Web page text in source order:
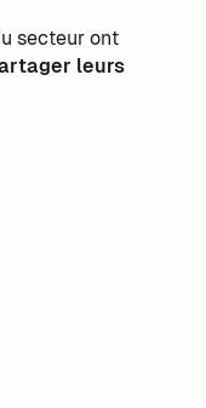
secteur ont
leurs